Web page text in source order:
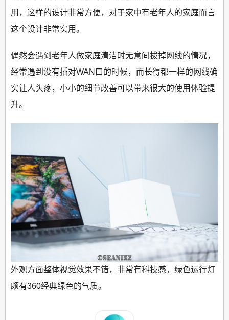
用，这样的设计非常方便，对于家中有老年人的家庭而言
这个设计非常实用。
偶然会遇到老年人做家庭清洁时无意间拔掉网线的情况，
经常遇到没有插对WAN口的时候，而长得都一样的网线确
实让人头疼，小小的细节改善可以带来很大的使用体验提
升。
外观方面整体视觉效果不错，非常有科技感，绿色运行灯
颇有360经典绿色的气质。